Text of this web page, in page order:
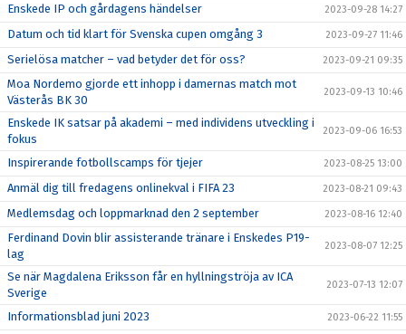
Enskede IP och gårdagens händelser 2023-09-28 14:27
Datum och tid klart för Svenska cupen omgång 3 2023-09-27 11:46
Serielösa matcher – vad betyder det för oss? 2023-09-21 09:35
Moa Nordemo gjorde ett inhopp i damernas match mot
Västerås BK 30
2023-09-13 10:46
Enskede IK satsar på akademi – med individens utveckling i
fokus
2023-09-06 16:53
Inspirerande fotbollscamps för tjejer 2023-08-25 13:00
Anmäl dig till fredagens onlinekval i FIFA 23 2023-08-21 09:43
Medlemsdag och loppmarknad den 2 september 2023-08-16 12:40
Ferdinand Dovin blir assisterande tränare i Enskedes P19-
lag
2023-08-07 12:25
Se när Magdalena Eriksson får en hyllningströja av ICA
Sverige
2023-07-13 12:07
Informationsblad juni 2023 2023-06-22 11:55